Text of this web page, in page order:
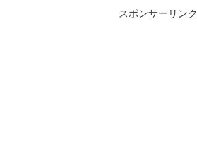
スポンサーリンク